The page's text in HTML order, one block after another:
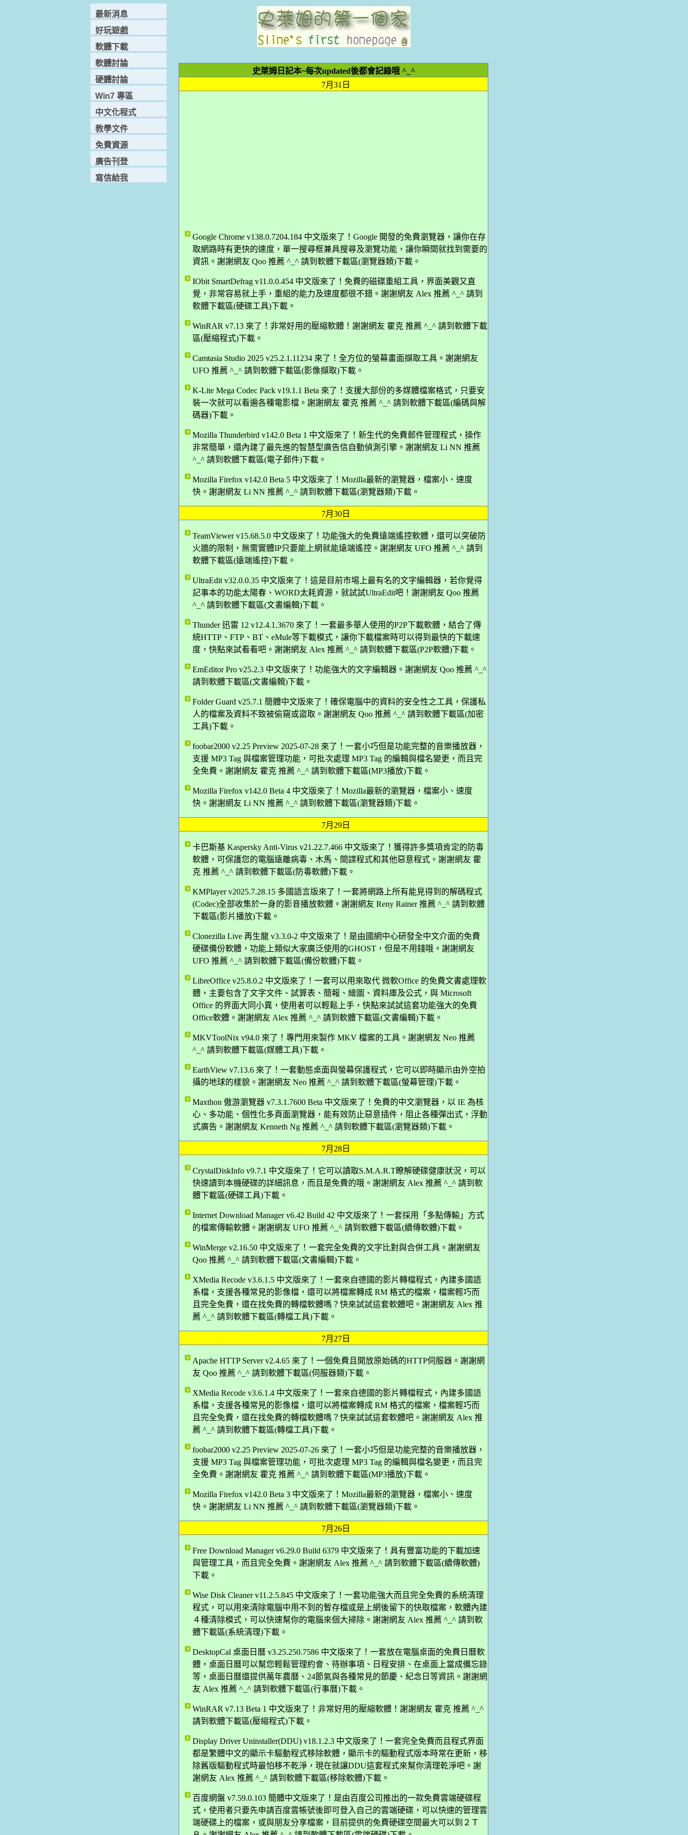
最新消息
好玩遊戲
軟體下載
軟體討論
硬體討論
Win7 專區
中文化程式
教學文件
免費資源
廣告刊登
寫信給我
史萊姆日記本~每次updated後都會記錄哦 ^_^
7月31日
Google Chrome v138.0.7204.184 中文版來了！Google 開發的免費瀏覽器，讓你在存
取網路時有更快的速度，單一搜尋框兼具搜尋及瀏覽功能，讓你瞬間就找到需要的
資訊。謝謝網友 Qoo 推薦 ^_^ 請到軟體下載區(瀏覽器類)下載。
IObit SmartDefrag v11.0.0.454 中文版來了！免費的磁碟重組工具，界面美觀又直
覺，非常容易就上手，重組的能力及速度都很不錯。謝謝網友 Alex 推薦 ^_^ 請到
軟體下載區(硬碟工具)下載。
WinRAR v7.13 來了！非常好用的壓縮軟體！謝謝網友 霍克 推薦 ^_^ 請到軟體下載
區(壓縮程式)下載。
Camtasia Studio 2025 v25.2.1.11234 來了！全方位的螢幕畫面擷取工具。謝謝網友
UFO 推薦 ^_^ 請到軟體下載區(影像擷取)下載。
K-Lite Mega Codec Pack v19.1.1 Beta 來了！支援大部份的多媒體檔案格式，只要安
裝一次就可以看遍各種電影檔。謝謝網友 霍克 推薦 ^_^ 請到軟體下載區(編碼與解
碼器)下載。
Mozilla Thunderbird v142.0 Beta 1 中文版來了！新生代的免費郵件管理程式，操作
非常簡單，還內建了最先進的智慧型廣告信自動偵測引擎。謝謝網友 Li NN 推薦
^_^ 請到軟體下載區(電子郵件)下載。
Mozilla Firefox v142.0 Beta 5 中文版來了！Mozilla最新的瀏覽器，檔案小、速度
快。謝謝網友 Li NN 推薦 ^_^ 請到軟體下載區(瀏覽器類)下載。
7月30日
TeamViewer v15.68.5.0 中文版來了！功能強大的免費遠端遙控軟體，還可以突破防
火牆的限制，無需實體IP只要能上網就能遠端遙控。謝謝網友 UFO 推薦 ^_^ 請到
軟體下載區(遠端遙控)下載。
UltraEdit v32.0.0.35 中文版來了！這是目前市埸上最有名的文字編輯器，若你覺得
記事本的功能太陽春、WORD太耗資源，就試試UltraEdit吧！謝謝網友 Qoo 推薦
^_^ 請到軟體下載區(文書編輯)下載。
Thunder 迅雷 12 v12.4.1.3670 來了！一套最多華人使用的P2P下載軟體，結合了傳
統HTTP、FTP、BT、eMule等下載模式，讓你下載檔案時可以得到最快的下載速
度，快點來試看看吧。謝謝網友 Alex 推薦 ^_^ 請到軟體下載區(P2P軟體)下載。
EmEditor Pro v25.2.3 中文版來了！功能強大的文字編輯器。謝謝網友 Qoo 推薦 ^_^
請到軟體下載區(文書編輯)下載。
Folder Guard v25.7.1 簡體中文版來了！確保電腦中的資料的安全性之工具，保護私
人的檔案及資料不致被偷窺或盜取。謝謝網友 Qoo 推薦 ^_^ 請到軟體下載區(加密
工具)下載。
foobar2000 v2.25 Preview 2025-07-28 來了！一套小巧但是功能完整的音樂播放器，
支援 MP3 Tag 與檔案管理功能，可批次處理 MP3 Tag 的編輯與檔名變更，而且完
全免費。謝謝網友 霍克 推薦 ^_^ 請到軟體下載區(MP3播放)下載。
Mozilla Firefox v142.0 Beta 4 中文版來了！Mozilla最新的瀏覽器，檔案小、速度
快。謝謝網友 Li NN 推薦 ^_^ 請到軟體下載區(瀏覽器類)下載。
7月29日
卡巴斯基 Kaspersky Anti-Virus v21.22.7.466 中文版來了！獲得許多獎項肯定的防毒
軟體，可保護您的電腦遠離病毒、木馬、間諜程式和其他惡意程式。謝謝網友 霍
克 推薦 ^_^ 請到軟體下載區(防毒軟體)下載。
KMPlayer v2025.7.28.15 多國語言版來了！一套將網路上所有能見得到的解碼程式
(Codec)全部收集於一身的影音播放軟體。謝謝網友 Reny Rainer 推薦 ^_^ 請到軟體
下載區(影片播放)下載。
Clonezilla Live 再生龍 v3.3.0-2 中文版來了！是由國網中心研發全中文介面的免費
硬碟備份軟體，功能上類似大家廣泛使用的GHOST，但是不用錢哦。謝謝網友
UFO 推薦 ^_^ 請到軟體下載區(備份軟體)下載。
LibreOffice v25.8.0.2 中文版來了！一套可以用來取代 微軟Office 的免費文書處理軟
體，主要包含了文字文件、試算表、簡報、繪圖、資料庫及公式，與 Microsoft
Office 的界面大同小異，使用者可以輕鬆上手，快點來試試這套功能強大的免費
Office軟體。謝謝網友 Alex 推薦 ^_^ 請到軟體下載區(文書編輯)下載。
MKVToolNix v94.0 來了！專門用來製作 MKV 檔案的工具。謝謝網友 Neo 推薦
^_^ 請到軟體下載區(媒體工具)下載。
EarthView v7.13.6 來了！一套動態桌面與螢幕保護程式，它可以即時顯示由外空拍
攝的地球的樣貌。謝謝網友 Neo 推薦 ^_^ 請到軟體下載區(螢幕管理)下載。
Maxthon 傲游瀏覽器 v7.3.1.7600 Beta 中文版來了！免費的中文瀏覽器，以 IE 為核
心、多功能、個性化多頁面瀏覽器，能有效防止惡意插件，阻止各種彈出式，浮動
式廣告。謝謝網友 Kenneth Ng 推薦 ^_^ 請到軟體下載區(瀏覽器類)下載。
7月28日
CrystalDiskInfo v9.7.1 中文版來了！它可以讀取S.M.A.R.T瞭解硬碟健康狀況，可以
快速讀到本機硬碟的詳細訊息，而且是免費的哦。謝謝網友 Alex 推薦 ^_^ 請到軟
體下載區(硬碟工具)下載。
Internet Download Manager v6.42 Build 42 中文版來了！一套採用「多點傳輸」方式
的檔案傳輸軟體。謝謝網友 UFO 推薦 ^_^ 請到軟體下載區(續傳軟體)下載。
WinMerge v2.16.50 中文版來了！一套完全免費的文字比對與合併工具。謝謝網友
Qoo 推薦 ^_^ 請到軟體下載區(文書編輯)下載。
XMedia Recode v3.6.1.5 中文版來了！一套來自德國的影片轉檔程式，內建多國語
系檔，支援各種常見的影像檔，還可以將檔案轉成 RM 格式的檔案，檔案輕巧而
且完全免費，還在找免費的轉檔軟體嗎？快來試試這套軟體吧。謝謝網友 Alex 推
薦 ^_^ 請到軟體下載區(轉檔工具)下載。
7月27日
Apache HTTP Server v2.4.65 來了！一個免費且開放原始碼的HTTP伺服器。謝謝網
友 Qoo 推薦 ^_^ 請到軟體下載區(伺服器類)下載。
XMedia Recode v3.6.1.4 中文版來了！一套來自德國的影片轉檔程式，內建多國語
系檔，支援各種常見的影像檔，還可以將檔案轉成 RM 格式的檔案，檔案輕巧而
且完全免費，還在找免費的轉檔軟體嗎？快來試試這套軟體吧。謝謝網友 Alex 推
薦 ^_^ 請到軟體下載區(轉檔工具)下載。
foobar2000 v2.25 Preview 2025-07-26 來了！一套小巧但是功能完整的音樂播放器，
支援 MP3 Tag 與檔案管理功能，可批次處理 MP3 Tag 的編輯與檔名變更，而且完
全免費。謝謝網友 霍克 推薦 ^_^ 請到軟體下載區(MP3播放)下載。
Mozilla Firefox v142.0 Beta 3 中文版來了！Mozilla最新的瀏覽器，檔案小、速度
快。謝謝網友 Li NN 推薦 ^_^ 請到軟體下載區(瀏覽器類)下載。
7月26日
Free Download Manager v6.29.0 Build 6379 中文版來了！具有豐富功能的下載加速
與管理工具，而且完全免費。謝謝網友 Alex 推薦 ^_^ 請到軟體下載區(續傳軟體)
下載。
Wise Disk Cleaner v11.2.5.845 中文版來了！一套功能強大而且完全免費的系統清理
程式，可以用來清除電腦中用不到的暫存檔或是上網後留下的快取檔案，軟體內建
４種清除模式，可以快速幫你的電腦來個大掃除。謝謝網友 Alex 推薦 ^_^ 請到軟
體下載區(系統清理)下載。
DesktopCal 桌面日曆 v3.25.250.7586 中文版來了！一套放在電腦桌面的免費日曆軟
體，桌面日曆可以幫您輕鬆管理約會、待辦事項、日程安排、在桌面上當成備忘錄
等，桌面日曆還提供萬年農曆、24節氣與各種常見的節慶、紀念日等資訊。謝謝網
友 Alex 推薦 ^_^ 請到軟體下載區(行事曆)下載。
WinRAR v7.13 Beta 1 中文版來了！非常好用的壓縮軟體！謝謝網友 霍克 推薦 ^_^
請到軟體下載區(壓縮程式)下載。
Display Driver Uninstaller(DDU) v18.1.2.3 中文版來了！一套完全免費而且程式界面
都是繁體中文的顯示卡驅動程式移除軟體，顯示卡的驅動程式版本時常在更新，移
除舊版驅動程式時最怕移不乾淨，現在就讓DDU這套程式來幫你清理乾淨吧。謝
謝網友 Alex 推薦 ^_^ 請到軟體下載區(移除軟體)下載。
百度網盤 v7.59.0.103 簡體中文版來了！是由百度公司推出的一款免費雲端硬碟程
式，使用者只要先申請百度雲帳號後即可登入自己的雲端硬碟，可以快速的管理雲
端硬碟上的檔案，或與朋友分享檔案，目前提供的免費硬碟空間最大可以到２Ｔ